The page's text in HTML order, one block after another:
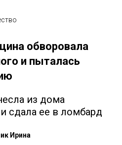
обворовала
и пыталась
из дома
сдала ее в ломбард
Ирина